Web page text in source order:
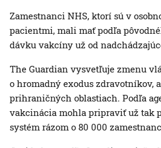
Zamestnanci NHS, ktorí sú v
pacientmi, mali mať podľa
dávku vakcíny už od
The Guardian vysvetľuje zmenu
o hromadný exodus zdravotníkov,
prihraničných oblastiach. Podľa
vakcinácia mohla pripraviť už tak
systém rázom o 80 000